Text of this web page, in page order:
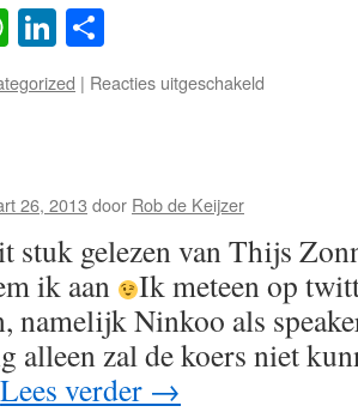
WhatsApp
LinkedIn
| Reacties uitgeschakeld
26, 2013 door Rob de Keijzer
stuk gelezen van Thijs
ik aan
Ik meteen op
namelijk Ninkoo als
alleen zal de koers niet
Lees verder →